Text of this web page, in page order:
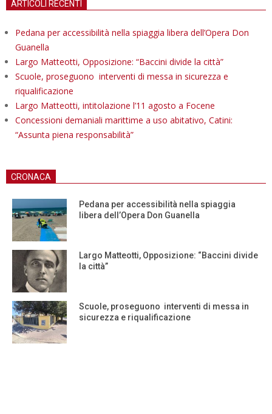
ARTICOLI RECENTI
Pedana per accessibilità nella spiaggia libera dell’Opera Don
Guanella
Largo Matteotti, Opposizione: “Baccini divide la città”
Scuole, proseguono interventi di messa in sicurezza e
riqualificazione
Largo Matteotti, intitolazione l’11 agosto a Focene
Concessioni demaniali marittime a uso abitativo, Catini:
“Assunta piena responsabilità”
CRONACA
Pedana per accessibilità nella spiaggia
libera dell’Opera Don Guanella
Largo Matteotti, Opposizione: “Baccini divide
la città”
Scuole, proseguono interventi di messa in
sicurezza e riqualificazione